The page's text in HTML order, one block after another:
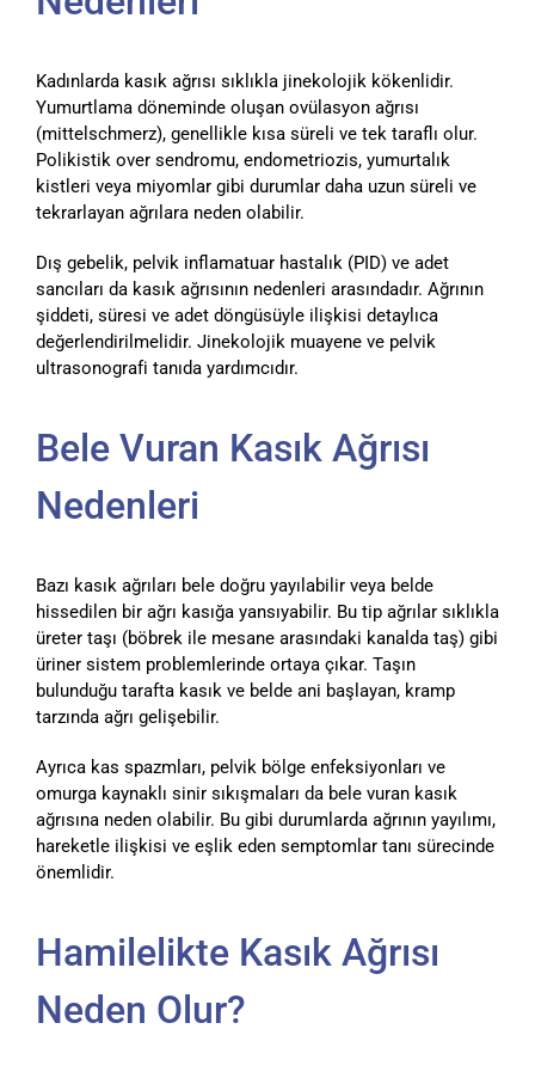
Kadınlarda kasık ağrısı sıklıkla jinekolojik kökenlidir.
Yumurtlama döneminde oluşan ovülasyon ağrısı
(mittelschmerz), genellikle kısa süreli ve tek taraflı olur.
Polikistik over sendromu, endometriozis, yumurtalık
kistleri veya miyomlar gibi durumlar daha uzun süreli ve
tekrarlayan ağrılara neden olabilir.
Dış gebelik, pelvik inflamatuar hastalık (PID) ve adet
sancıları da kasık ağrısının nedenleri arasındadır. Ağrının
şiddeti, süresi ve adet döngüsüyle ilişkisi detaylıca
değerlendirilmelidir. Jinekolojik muayene ve pelvik
ultrasonografi tanıda yardımcıdır.
Bele Vuran Kasık Ağrısı
Nedenleri
Bazı kasık ağrıları bele doğru yayılabilir veya belde
hissedilen bir ağrı kasığa yansıyabilir. Bu tip ağrılar sıklıkla
üreter taşı (böbrek ile mesane arasındaki kanalda taş) gibi
üriner sistem problemlerinde ortaya çıkar. Taşın
bulunduğu tarafta kasık ve belde ani başlayan, kramp
tarzında ağrı gelişebilir.
Ayrıca kas spazmları, pelvik bölge enfeksiyonları ve
omurga kaynaklı sinir sıkışmaları da bele vuran kasık
ağrısına neden olabilir. Bu gibi durumlarda ağrının yayılımı,
hareketle ilişkisi ve eşlik eden semptomlar tanı sürecinde
önemlidir.
Hamilelikte Kasık Ağrısı
Neden Olur?